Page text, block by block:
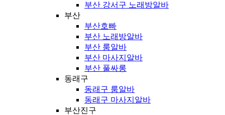
부산 강서구 노래방알바
부산
부산호빠
부산 노래방알바
부산 룸알바
부산 마사지알바
부산 풀싸롱
동래구
동래구 룸알바
동래구 마사지알바
부산진구